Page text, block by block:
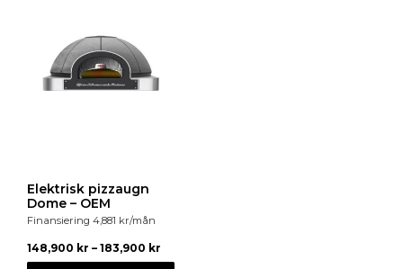
Elektrisk pizzaugn
Dome – OEM
Finansiering 4,881 kr/mån
148,900 kr – 183,900 kr